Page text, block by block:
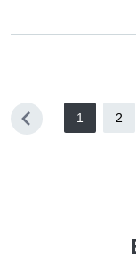
1 2